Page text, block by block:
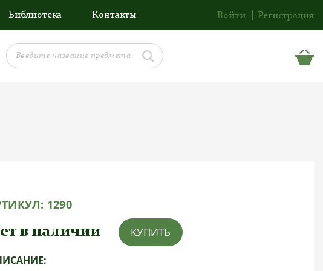
Библиотека Контакты Войти Регистрация
1290
в наличии КУПИТЬ